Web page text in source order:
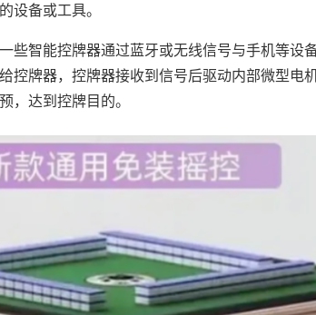
设备或工具。
些智能控牌器通过蓝牙或无线信号与手机等设
控牌器，控牌器接收到信号后驱动内部微型电
，达到控牌目的。